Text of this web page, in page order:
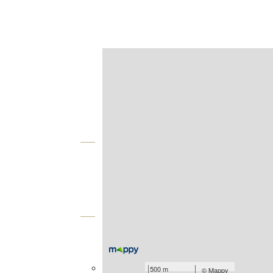
500 m ©Mappy
Général